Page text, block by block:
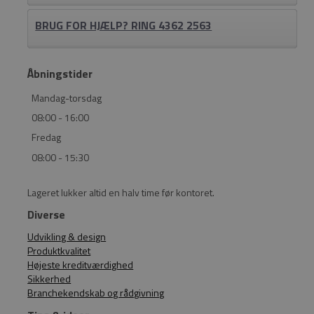
BRUG FOR HJÆLP? RING 4362 2563
Åbningstider
Mandag-torsdag
08:00 - 16:00
Fredag
08:00 - 15:30
Lageret lukker altid en halv time før kontoret.
Diverse
Udvikling & design
Produktkvalitet
Højeste kreditværdighed
Sikkerhed
Branchekendskab og rådgivning